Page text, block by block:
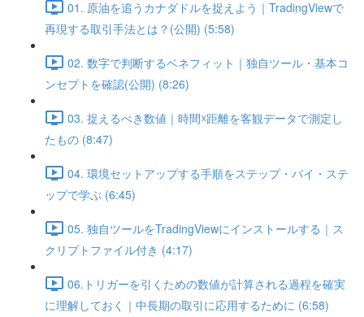
01. 原油を追うカナダドルを捉えよう｜TradingViewで
再現する取引手法とは？(公開) (5:58)
02. 数字で判断するベネフィット｜独自ツール・基本コ
ンセプトを確認(公開) (8:26)
03. 捉えるべき数値｜時間☓距離を客観データで測定し
たもの (8:47)
04. 環境セットアップする手順をステップ・バイ・ステ
ップで学ぶ (6:45)
05. 独自ツールをTradingViewにインストールする｜ス
クリプトファイル付き (4:17)
06.トリガーを引くための数値が計算される過程を確実
に理解しておく｜中長期の取引に応用するために (6:58)